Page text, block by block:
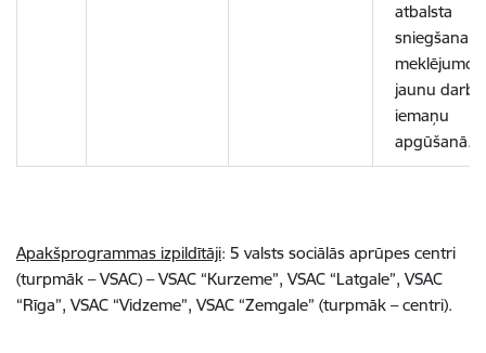
atbalsta
sniegšana
jaunu darba
iemaņu
apgūšanā.
Apakšprogrammas izpildītāji: 5 valsts sociālās aprūpes centri
(turpmāk – VSAC) – VSAC “Kurzeme”, VSAC “Latgale”, VSAC
“Rīga”, VSAC “Vidzeme”, VSAC “Zemgale” (turpmāk – centri).